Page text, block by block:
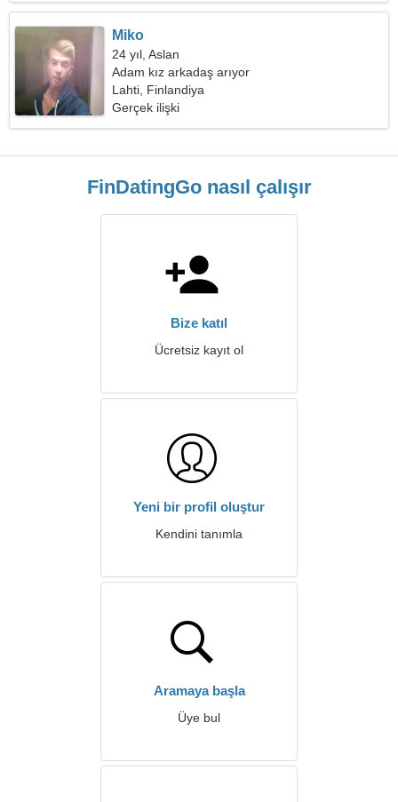
Miko
24 yıl, Aslan
Adam kız arkadaş arıyor
Lahti, Finlandiya
Gerçek ilişki
FinDatingGo nasıl çalışır
Bize katıl
Ücretsiz kayıt ol
Yeni bir profil oluştur
Kendini tanımla
Aramaya başla
Üye bul